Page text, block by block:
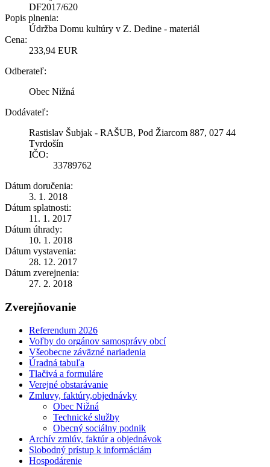
DF2017/620
Popis plnenia:
Údržba Domu kultúry v Z. Dedine - materiál
Cena:
233,94 EUR
Odberateľ:
Obec Nižná
Dodávateľ:
Rastislav Šubjak - RAŠUB, Pod Žiarcom 887, 027 44
Tvrdošín
IČO:
33789762
Dátum doručenia:
3. 1. 2018
Dátum splatnosti:
11. 1. 2017
Dátum úhrady:
10. 1. 2018
Dátum vystavenia:
28. 12. 2017
Dátum zverejnenia:
27. 2. 2018
Zverejňovanie
Referendum 2026
Voľby do orgánov samosprávy obcí
Všeobecne záväzné nariadenia
Úradná tabuľa
Tlačivá a formuláre
Verejné obstarávanie
Zmluvy, faktúry,objednávky
Obec Nižná
Technické služby
Obecný sociálny podnik
Archív zmlúv, faktúr a objednávok
Slobodný prístup k informáciám
Hospodárenie